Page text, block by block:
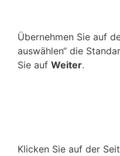
Übernehmen Sie auf
auswählen“ die
Sie auf Weiter.
Klicken Sie auf der